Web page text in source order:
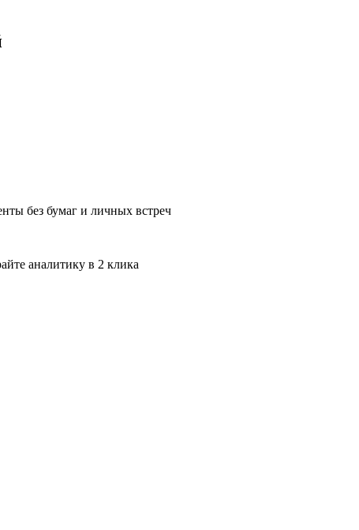
без бумаг и личных встреч
аналитику в 2 клика